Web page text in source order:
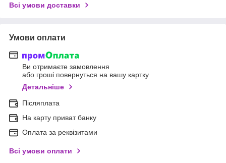
Всі умови доставки
Умови оплати
Ви отримаєте замовлення
або гроші повернуться на вашу картку
Детальніше
Післяплата
На карту приват банку
Оплата за реквізитами
Всі умови оплати